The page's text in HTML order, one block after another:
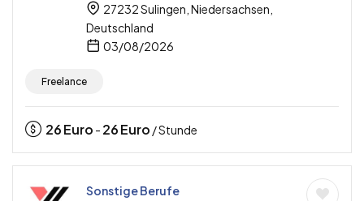
27232 Sulingen, Niedersachsen,
Deutschland
03/08/2026
Freelance
26Euro - 26Euro / Stunde
Sonstige Berufe